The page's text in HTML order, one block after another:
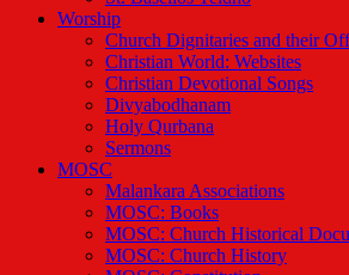
Worship
Church Dignitaries and their
Christian World: Websites
Christian Devotional Songs
Divyabodhanam
Holy Qurbana
Sermons
MOSC
Malankara Associations
MOSC: Books
MOSC: Church Historical
MOSC: Church History